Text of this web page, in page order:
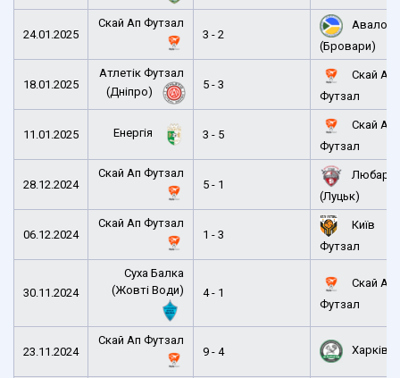
24.01.2025
Скай Ап Футзал
3 - 2
Авалон
(Бровари)
18.01.2025
Атлетік Футзал
(Дніпро)
5 - 3
Скай Ап
Футзал
11.01.2025 Енергія 3 - 5
Скай Ап
Футзал
28.12.2024
Скай Ап Футзал
5 - 1
Любарт
(Луцьк)
06.12.2024
Скай Ап Футзал
1 - 3
Київ
Футзал
30.11.2024
Суха Балка
(Жовті Води)
4 - 1
Скай Ап
Футзал
23.11.2024
Скай Ап Футзал
9 - 4
Харків